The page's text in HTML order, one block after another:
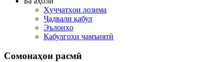
Ҳуҷҷатҳои лозима
Ҷадвали қабул
Эълонҳо
Қабулгоҳи ҷамъиятӣ
Сомонаҳои расмӣ